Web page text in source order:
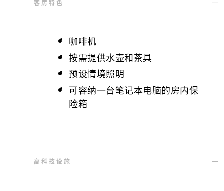
客房特色
咖啡机
按需提供水壶和茶具
预设情境照明
可容纳一台笔记本电脑的房内保
险箱
高科技设施